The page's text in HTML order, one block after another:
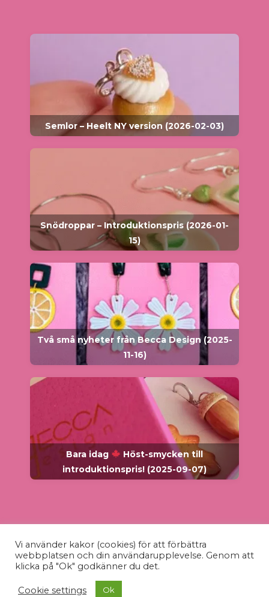
Semlor – Heelt NY version (2026-02-03)
Snödroppar – Introduktionspris (2026-01-
15)
Två små nyheter från Becca Design (2025-
11-16)
Bara idag
Höst-smycken till
introduktionspris! (2025-09-07)
© Becca Design - 2026 - Unika
Vi använder kakor (cookies) för att förbättra
webbplatsen och din användarupplevelse. Genom att
klicka på "Ok" godkänner du det.
Cookie settings Ok